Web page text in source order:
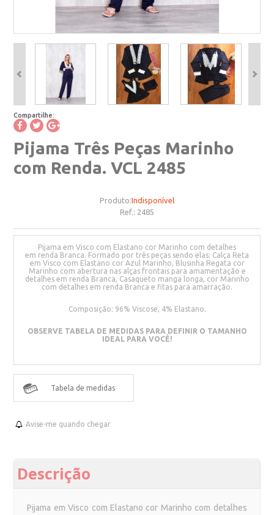
Compartilhe:
Pijama Três Peças Marinho
com Renda. VCL 2485
Produto:Indisponível
Ref.: 2485
Pijama em Visco com Elastano cor Marinho com detalhes
em renda Branca. Formado por três peças sendo elas: Calça Reta
em Visco com Elastano cor Azul Marinho, Blusinha Regata cor
Marinho com abertura nas alças frontais para amamentação e
detalhes em renda Branca, Casaqueto manga longa, cor Marinho
com detalhes em renda Branca e fitas para amarração.
Composição: 96% Viscose, 4% Elastano.
OBSERVE TABELA DE MEDIDAS PARA DEFINIR O TAMANHO
IDEAL PARA VOCÊ!
Tabela de medidas
Avise-me quando chegar
Descrição
Pijama em Visco com Elastano cor Marinho com detalhes